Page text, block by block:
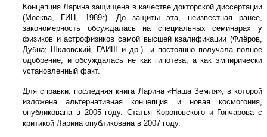
Концепция Ларина защищена в качестве докторской диссертации
(Москва, ГИН, 1989г). До защиты эта, неизвестная ранее,
закономерность обсуждалась на специальных семинарах у
физиков и астрофизиков самой высшей квалификации (Флёров,
Дубна; Шкловский, ГАИШ и др.) и постоянно получала полное
одобрение, и обсуждалась не как гипотеза, а как эмпирически
установленный факт.
Для справки: последняя книга Ларина «Наша Земля», в которой
изложена альтернативная концепция и новая космогония,
опубликована в 2005 году. Статья Короновского и Гончарова с
критикой Ларина опубликована в 2007 году.